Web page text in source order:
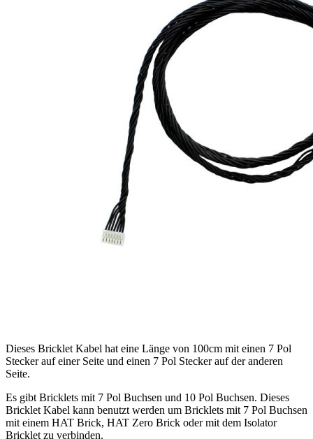
Dieses Bricklet Kabel hat eine Länge von 100cm mit einen 7 Pol
Stecker auf einer Seite und einen 7 Pol Stecker auf der anderen
Seite.
Es gibt Bricklets mit 7 Pol Buchsen und 10 Pol Buchsen. Dieses
Bricklet Kabel kann benutzt werden um Bricklets mit 7 Pol Buchsen
mit einem HAT Brick, HAT Zero Brick oder mit dem Isolator
Bricklet zu verbinden.